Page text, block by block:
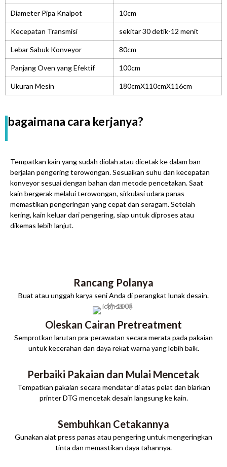
Diameter Pipa Knalpot 10cm
Kecepatan Transmisi sekitar 30 detik-12 menit
Lebar Sabuk Konveyor 80cm
Panjang Oven yang Efektif 100cm
Ukuran Mesin 180cmX110cmX116cm
bagaimana cara kerjanya?
Tempatkan kain yang sudah diolah atau dicetak ke dalam ban
berjalan pengering terowongan. Sesuaikan suhu dan kecepatan
konveyor sesuai dengan bahan dan metode pencetakan. Saat
kain bergerak melalui terowongan, sirkulasi udara panas
memastikan pengeringan yang cepat dan seragam. Setelah
kering, kain keluar dari pengering, siap untuk diproses atau
dikemas lebih lanjut.
Rancang Polanya
Buat atau unggah karya seni Anda di perangkat lunak desain.
Oleskan Cairan Pretreatment
Semprotkan larutan pra-perawatan secara merata pada pakaian
untuk kecerahan dan daya rekat warna yang lebih baik.
Perbaiki Pakaian dan Mulai Mencetak
Tempatkan pakaian secara mendatar di atas pelat dan biarkan
printer DTG mencetak desain langsung ke kain.
Sembuhkan Cetakannya
Gunakan alat press panas atau pengering untuk mengeringkan
tinta dan memastikan daya tahannya.